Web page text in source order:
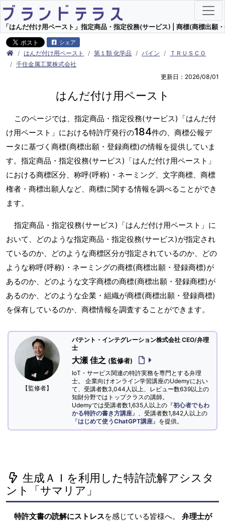
「はんだ付け用ペースト」指定商品・指定役務(サービス) | 商標(商標出願
シェア
はんだ付け用ペースト 第１類 化学品 パイン
ＴＲＵＳＣＯ
千住金属工業株式会社
更新日：2026/08/01
はんだ付け用ペースト
このページでは、指定商品・指定役務(サービス)「はんだ付
け用ペースト」における特許庁発行の184件の、商標公報デ
ータに基づく商標(商標出願・登録商標)の情報を提供していま
す。指定商品・指定役務(サービス)「はんだ付け用ペースト」
における商標区分、称呼(呼称)・ネーミング、文字商標、商標
権者・商標出願人など、商標に関する情報を調べることができ
ます。
指定商品・指定役務(サービス)「はんだ付け用ペースト」に
おいて、どのような指定商品・指定役務(サービス)が指定され
ているのか、どのような商標区分が指定されているのか、どの
ような称呼(呼称)・ネーミングの商標(商標出願・登録商標)が
あるのか、どのような文字商標の商標(商標出願・登録商標)が
あるのか、どのような企業・組織が商標(商標出願・登録商標)
を保有しているのか、商標情報を調査することができます。
【監修者】
パテント・インテグレーション株式会社 CEO/弁理
士
大瀬 佳之 (監修者)
IoT・サービス関連の特許実務を専門とする弁理
士。 企業向けオンライン学習講座のUdemyにおい
て、受講者数3,044人以上、レビュー数639以上の
知財分野ではトップクラスの講師。
Udemyでは受講者数1,635人以上の『初心者でもわ
かる特許の書き方講座 』、受講者数1,842人以上の
『はじめて使うChatGPT講座 』を提供。
生成ＡＩを利用した特許読解アシスタ
ント「サマリア」
特許文書の読解にストレスを感じている皆様へ。 弁理士が